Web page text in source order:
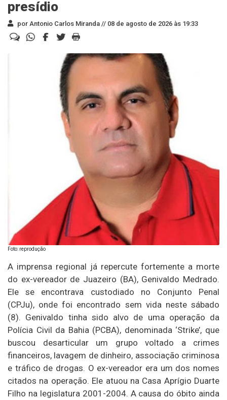
presídio
por Antonio Carlos Miranda // 08 de agosto de 2026 às 19:33
Foto: reprodução
A imprensa regional já repercute fortemente a morte
do ex-vereador de Juazeiro (BA), Genivaldo Medrado.
Ele se encontrava custodiado no Conjunto Penal
(CPJu), onde foi encontrado sem vida neste sábado
(8). Genivaldo tinha sido alvo de uma operação da
Polícia Civil da Bahia (PCBA), denominada ‘Strike’, que
buscou desarticular um grupo voltado a crimes
financeiros, lavagem de dinheiro, associação criminosa
e tráfico de drogas. O ex-vereador era um dos nomes
citados na operação. Ele atuou na Casa Aprígio Duarte
Filho na legislatura 2001-2004. A causa do óbito ainda